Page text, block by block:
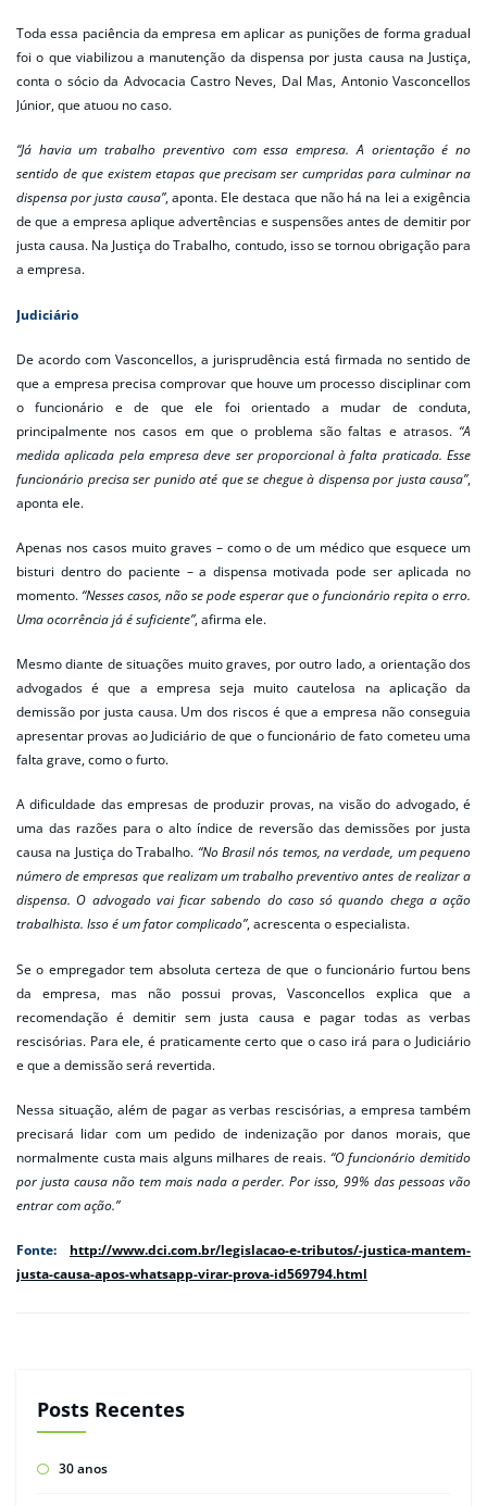
Toda essa paciência da empresa em aplicar as punições de forma gradual
foi o que viabilizou a manutenção da dispensa por justa causa na Justiça,
conta o sócio da Advocacia Castro Neves, Dal Mas, Antonio Vasconcellos
Júnior, que atuou no caso.
“Já havia um trabalho preventivo com essa empresa. A orientação é no
sentido de que existem etapas que precisam ser cumpridas para culminar na
dispensa por justa causa”, aponta. Ele destaca que não há na lei a exigência
de que a empresa aplique advertências e suspensões antes de demitir por
justa causa. Na Justiça do Trabalho, contudo, isso se tornou obrigação para
a empresa.
Judiciário
De acordo com Vasconcellos, a jurisprudência está firmada no sentido de
que a empresa precisa comprovar que houve um processo disciplinar com
o funcionário e de que ele foi orientado a mudar de conduta,
principalmente nos casos em que o problema são faltas e atrasos. “A
medida aplicada pela empresa deve ser proporcional à falta praticada. Esse
funcionário precisa ser punido até que se chegue à dispensa por justa causa”,
aponta ele.
Apenas nos casos muito graves – como o de um médico que esquece um
bisturi dentro do paciente – a dispensa motivada pode ser aplicada no
momento.“Nesses casos, não se pode esperar que o funcionário repita o erro.
Uma ocorrência já é suficiente”, afirma ele.
Mesmo diante de situações muito graves, por outro lado, a orientação dos
advogados é que a empresa seja muito cautelosa na aplicação da
demissão por justa causa. Um dos riscos é que a empresa não conseguia
apresentar provas ao Judiciário de que o funcionário de fato cometeu uma
falta grave, como o furto.
A dificuldade das empresas de produzir provas, na visão do advogado, é
uma das razões para o alto índice de reversão das demissões por justa
causa na Justiça do Trabalho. “No Brasil nós temos, na verdade, um pequeno
número de empresas que realizam um trabalho preventivo antes de realizar a
dispensa. O advogado vai ficar sabendo do caso só quando chega a ação
trabalhista. Isso é um fator complicado”, acrescenta o especialista.
Se o empregador tem absoluta certeza de que o funcionário furtou bens
da empresa, mas não possui provas, Vasconcellos explica que a
recomendação é demitir sem justa causa e pagar todas as verbas
rescisórias. Para ele, é praticamente certo que o caso irá para o Judiciário
e que a demissão será revertida.
Nessa situação, além de pagar as verbas rescisórias, a empresa também
precisará lidar com um pedido de indenização por danos morais, que
normalmente custa mais alguns milhares de reais. “O funcionário demitido
por justa causa não tem mais nada a perder. Por isso, 99% das pessoas vão
entrar com ação.”
Fonte: http://www.dci.com.br/legislacao-e-tributos/-justica-mantem-
justa-causa-apos-whatsapp-virar-prova-id569794.html
Posts Recentes
30 anos